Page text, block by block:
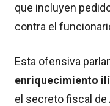
que incluyen
contra el
Esta ofensiva
enriquecimiento
el secreto fiscal de